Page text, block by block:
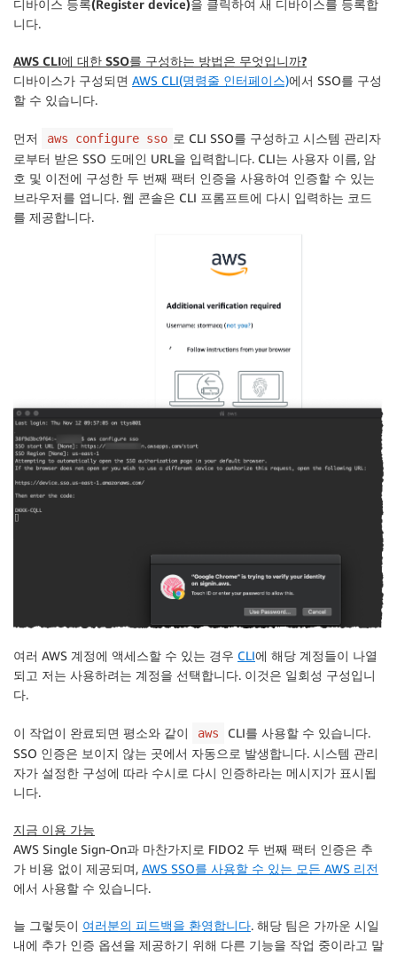
디바이스 등록(Register device)을 클릭하여 새 디바이스를 등록합
니다.
AWS CLI에 대한 SSO를 구성하는 방법은 무엇입니까?
디바이스가 구성되면 AWS CLI(명령줄 인터페이스)에서 SSO를 구성
할 수 있습니다.
먼저 aws configure sso 로 CLI SSO를 구성하고 시스템 관리자
로부터 받은 SSO 도메인 URL을 입력합니다. CLI는 사용자 이름, 암
호 및 이전에 구성한 두 번째 팩터 인증을 사용하여 인증할 수 있는
브라우저를 엽니다. 웹 콘솔은 CLI 프롬프트에 다시 입력하는 코드
를 제공합니다.
여러 AWS 계정에 액세스할 수 있는 경우 CLI에 해당 계정들이 나열
되고 저는 사용하려는 계정을 선택합니다. 이것은 일회성 구성입니
다.
이 작업이 완료되면 평소와 같이 aws
CLI를 사용할 수 있습니다.
SSO 인증은 보이지 않는 곳에서 자동으로 발생합니다. 시스템 관리
자가 설정한 구성에 따라 수시로 다시 인증하라는 메시지가 표시됩
니다.
지금 이용 가능
AWS Single Sign-On과 마찬가지로 FIDO2 두 번째 팩터 인증은 추
가 비용 없이 제공되며, AWS SSO를 사용할 수 있는 모든 AWS 리전
에서 사용할 수 있습니다.
늘 그렇듯이 여러분의 피드백을 환영합니다. 해당 팀은 가까운 시일
내에 추가 인증 옵션을 제공하기 위해 다른 기능을 작업 중이라고 말